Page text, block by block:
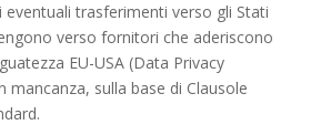
eventuali trasferimenti verso gli Stati
verso fornitori che aderiscono
EU-USA (Data Privacy
mancanza, sulla base di Clausole